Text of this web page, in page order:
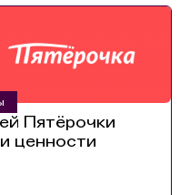
Пятёрочки
ценности